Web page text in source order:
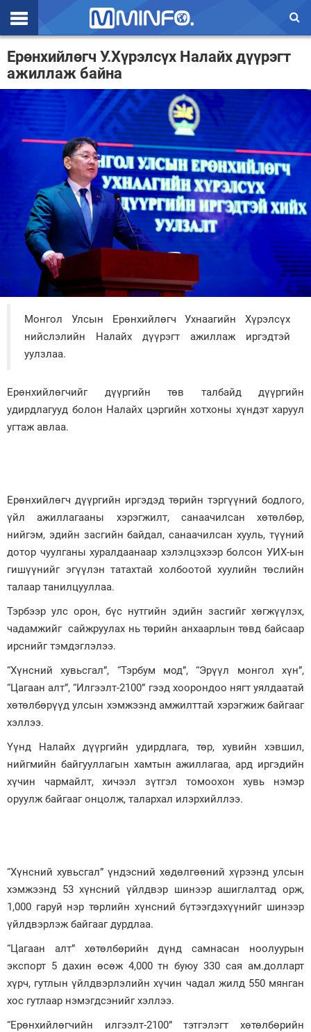
Эхлэл
Цаг агаар
Валют ханш
Улс төр
Эдийн засаг
Үзэл бодол
Спорт
Нийгэм
Дэлхий
Зурхай
Ерөнхийлөгч У.Хүрэлсүх Налайх дүүрэгт
ажиллаж байна
Монгол Улсын Ерөнхийлөгч Ухнаагийн Хүрэлсүх
нийслэлийн Налайх дүүрэгт ажиллаж иргэдтэй
уулзлаа.
Ерөнхийлөгчийг дүүргийн төв талбайд дүүргийн
удирдлагууд болон Налайх цэргийн хотхоны хүндэт харуул
угтаж авлаа.
Ерөнхийлөгч дүүргийн иргэдэд төрийн тэргүүний бодлого,
үйл ажиллагааны хэрэгжилт, санаачилсан хөтөлбөр,
нийгэм, эдийн засгийн байдал, санаачилсан хууль, түүний
дотор чуулганы хуралдаанаар хэлэлцэхээр болсон УИХ-ын
гишүүнийг эгүүлэн татахтай холбоотой хуулийн төслийн
талаар танилцууллаа.
Тэрбээр улс орон, бүс нутгийн эдийн засгийг хөгжүүлэх,
чадамжийг сайжруулах нь төрийн анхаарлын төвд байсаар
ирснийг тэмдэглэлээ.
“Хүнсний хувьсгал”, “Тэрбум мод”, “Эрүүл монгол хүн”,
“Цагаан алт”, “Илгээлт-2100” гээд хоорондоо нягт уялдаатай
хөтөлбөрүүд улсын хэмжээнд амжилттай хэрэгжиж байгааг
хэллээ.
Үүнд Налайх дүүргийн удирдлага, төр, хувийн хэвшил,
нийгмийн байгууллагын хамтын ажиллагаа, ард иргэдийн
хүчин чармайлт, хичээл зүтгэл томоохон хувь нэмэр
оруулж байгааг онцолж, талархал илэрхийллээ.
“Хүнсний хувьсгал” үндэсний хөдөлгөөний хүрээнд улсын
хэмжээнд 53 хүнсний үйлдвэр шинээр ашиглалтад орж,
1,000 гаруй нэр төрлийн хүнсний бүтээгдэхүүнийг шинээр
үйлдвэрлэж байгааг дурдлаа.
“Цагаан алт” хөтөлбөрийн дүнд самнасан ноолуурын
экспорт 5 дахин өсөж 4,000 тн буюу 330 сая ам.долларт
хүрч, гутлын үйлдвэрлэлийн хүчин чадал жилд 550 мянган
хос гутлаар нэмэгдсэнийг хэллээ.
“Ерөнхийлөгчийн илгээлт-2100” тэтгэлэгт хөтөлбөрийн